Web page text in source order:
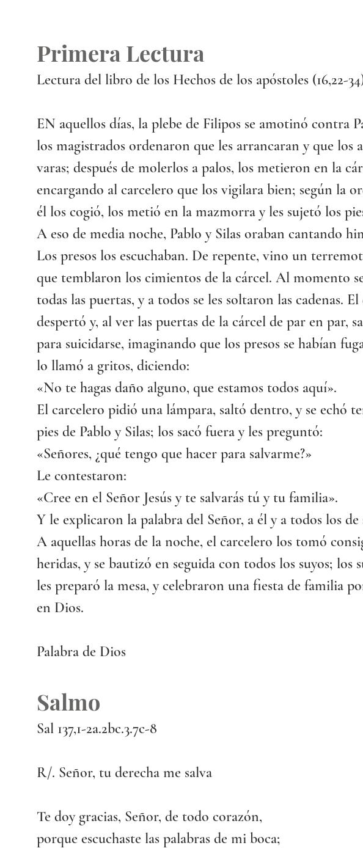
Primera Lectura
Lectura del libro de los Hechos de los apóstoles (16,22-
EN aquellos días, la plebe de Filipos se amotinó contra
los magistrados ordenaron que les arrancaran y que los
varas; después de molerlos a palos, los metieron en la
encargando al carcelero que los vigilara bien; según la
él los cogió, los metió en la mazmorra y les sujetó los
A eso de media noche, Pablo y Silas oraban cantando
Los presos los escuchaban. De repente, vino un
que temblaron los cimientos de la cárcel. Al momento
todas las puertas, y a todos se les soltaron las cadenas. El
despertó y, al ver las puertas de la cárcel de par en par,
para suicidarse, imaginando que los presos se habían
lo llamó a gritos, diciendo:
«No te hagas daño alguno, que estamos todos aquí».
El carcelero pidió una lámpara, saltó dentro, y se echó
pies de Pablo y Silas; los sacó fuera y les preguntó:
«Señores, ¿qué tengo que hacer para salvarme?»
Le contestaron:
«Cree en el Señor Jesús y te salvarás tú y tu familia».
Y le explicaron la palabra del Señor, a él y a todos los de
A aquellas horas de la noche, el carcelero los tomó
heridas, y se bautizó en seguida con todos los suyos; los
les preparó la mesa, y celebraron una fiesta de familia
en Dios.
Palabra de Dios
Salmo
Sal 137,1-2a.2bc.3.7c-8
R/. Señor, tu derecha me salva
Te doy gracias, Señor, de todo corazón,
porque escuchaste las palabras de mi boca;